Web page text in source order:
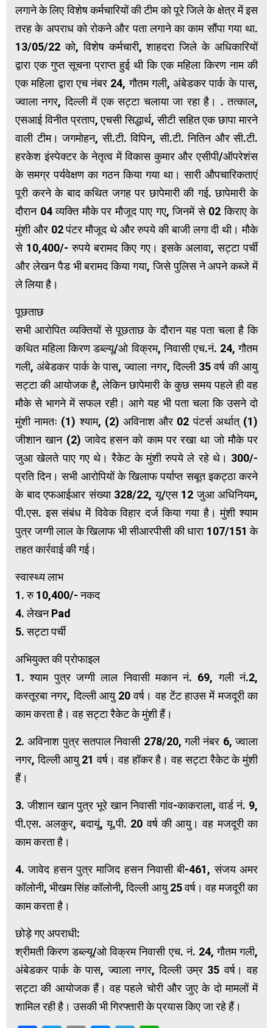
लगाने के लिए विशेष कर्मचारियों की टीम को पूरे जिले के क्षेत्र में इस
तरह के अपराध को रोकने और पता लगाने का काम सौंपा गया था.
13/05/22 को, विशेष कर्मचारी, शाहदरा जिले के अधिकारियों
द्वारा एक गुप्त सूचना प्राप्त हुई थी कि एक महिला किरण नाम की
एक महिला द्वारा एच नंबर 24, गौतम गली, अंबेडकर पार्क के पास,
ज्वाला नगर, दिल्ली में एक सट्टा चलाया जा रहा है। . तत्काल,
एसआई विनीत प्रताप, एचसी सिद्धार्थ, सीटी सहित एक छापा मारने
वाली टीम। जगमोहन, सी.टी. विपिन, सी.टी. नितिन और सी.टी.
हरकेश इंस्पेक्टर के नेतृत्व में विकास कुमार और एसीपी/ऑपरेशंस
के समग्र पर्यवेक्षण का गठन किया गया था। सारी औपचारिकताएं
पूरी करने के बाद कथित जगह पर छापेमारी की गई. छापेमारी के
दौरान 04 व्यक्ति मौके पर मौजूद पाए गए, जिनमें से 02 किराए के
मुंशी और 02 पंटर मौजूद थे और रुपये की बाजी लगा दी थी। मौके
से 10,400/- रुपये बरामद किए गए। इसके अलावा, सट्टा पर्ची
और लेखन पैड भी बरामद किया गया, जिसे पुलिस ने अपने कब्जे में
ले लिया है।
पूछताछ
सभी आरोपित व्यक्तियों से पूछताछ के दौरान यह पता चला है कि
कथित महिला किरण डब्ल्यू/ओ विक्रम, निवासी एच.नं. 24, गौतम
गली, अंबेडकर पार्क के पास, ज्वाला नगर, दिल्ली 35 वर्ष की आयु
सट्टा की आयोजक है, लेकिन छापेमारी के कुछ समय पहले ही वह
मौके से भागने में सफल रही। आगे यह भी पता चला कि उसने दो
मुंशी नामतः (1) श्याम, (2) अविनाश और 02 पंटर्स अर्थात् (1)
जीशान खान (2) जावेद हसन को काम पर रखा था जो मौके पर
जुआ खेलते पाए गए थे। रैकेट के मुंशी रुपये ले रहे थे। 300/-
प्रति दिन। सभी आरोपियों के खिलाफ पर्याप्त सबूत इकट्ठा करने
के बाद एफआईआर संख्या 328/22, यू/एस 12 जुआ अधिनियम,
पी.एस. इस संबंध में विवेक विहार दर्ज किया गया है। मुंशी श्याम
पुत्र जग्गी लाल के खिलाफ भी सीआरपीसी की धारा 107/151 के
तहत कार्रवाई की गई।
स्वास्थ्य लाभ
1. रु 10,400/- नकद
4. लेखन Pad
5. सट्टा पर्ची
अभियुक्त की प्रोफाइल
1. श्याम पुत्र जग्गी लाल निवासी मकान नं. 69, गली नं.2,
कस्तूरबा नगर, दिल्ली आयु 20 वर्ष। वह टेंट हाउस में मजदूरी का
काम करता है। वह सट्टा रैकेट के मुंशी हैं।
2. अविनाश पुत्र सतपाल निवासी 278/20, गली नंबर 6, ज्वाला
नगर, दिल्ली आयु 21 वर्ष। वह हॉकर है। वह सट्टा रैकेट के मुंशी
हैं।
3. जीशान खान पुत्र भूरे खान निवासी गांव-काकराला, वार्ड नं. 9,
पी.एस. अलकुर, बदायूं, यू.पी. 20 वर्ष की आयु। वह मजदूरी का
काम करता है।
4. जावेद हसन पुत्र माजिद हसन निवासी बी-461, संजय अमर
कॉलोनी, भीखम सिंह कॉलोनी, दिल्ली आयु 25 वर्ष। वह मजदूरी का
काम करता है।
छोड़े गए अपराधी:
श्रीमती किरण डब्ल्यू/ओ विक्रम निवासी एच. नं. 24, गौतम गली,
अंबेडकर पार्क के पास, ज्वाला नगर, दिल्ली उम्र 35 वर्ष। वह
सट्टा की आयोजक हैं। वह पहले चोरी और जुए के दो मामलों में
शामिल रही है। उसकी भी गिरफ्तारी के प्रयास किए जा रहे हैं।